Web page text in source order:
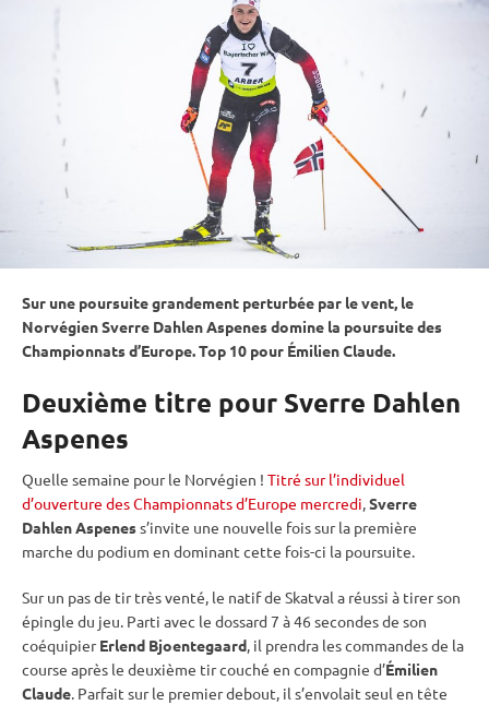
Sur une poursuitegrandement perturbée par le vent, le
Norvégien Sverre Dahlen Aspenes domine la poursuitedes
Championnats d’Europe. Top 10 pour Émilien Claude.
Deuxième titre pour Sverre Dahlen
Aspenes
Quelle semaine pour le Norvégien ! Titré sur l’individuel
d’ouverture des Championnats d’Europe mercredi,Sverre
Dahlen Aspeness’invite une nouvelle fois sur la première
marche du podium en dominant cette fois-ci la poursuite.
Sur un pas de tirtrès venté, le natif de Skatval a réussi à tirer son
épingle du jeu. Parti avec le dossard 7 à 46 secondes de son
coéquipierErlend Bjoentegaard, il prendra les commandes de la
course après le deuxième tircouché en compagnie d’Émilien
Claude. Parfait sur le premierdebout, il s’envolait seul en tête